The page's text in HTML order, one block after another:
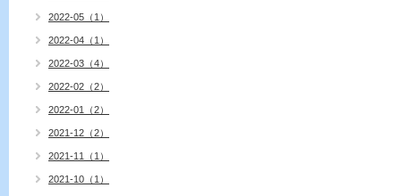
2022-05（1）
2022-04（1）
2022-03（4）
2022-02（2）
2022-01（2）
2021-12（2）
2021-11（1）
2021-10（1）